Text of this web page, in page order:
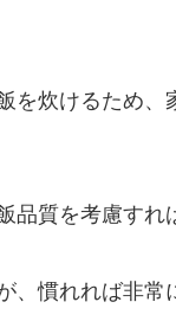
を炊けるため、
質を考慮すれ
、慣れれば非常